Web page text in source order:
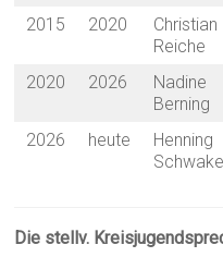
2015 2020
Christian
Reiche
2020 2026
Nadine
Berning
2026 heute
Henning
Schwake
Die stellv.